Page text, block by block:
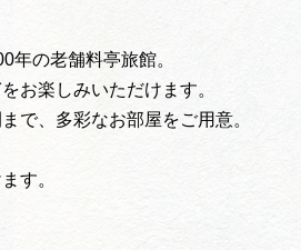
年の老舗料亭旅館。
お楽しみいただけます。
で、多彩なお部屋をご用意。
す。